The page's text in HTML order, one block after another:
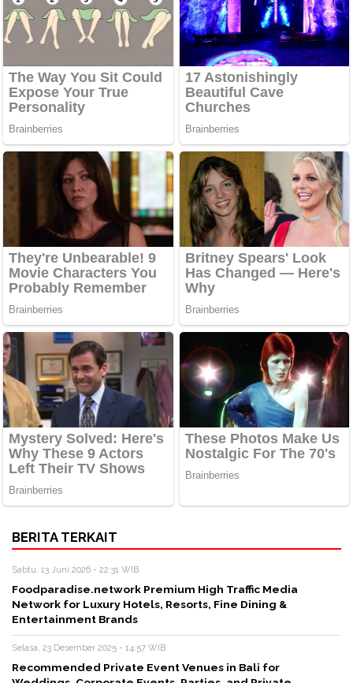
BERITA TERKAIT
Sabtu, 13 Juni 2026 - 22:31 WIB
Foodparadise.network Premium High Traffic Media
Network for Luxury Hotels, Resorts, Fine Dining &
Entertainment Brands
Selasa, 23 Desember 2025 - 14:57 WIB
Recommended Private Event Venues in Bali for